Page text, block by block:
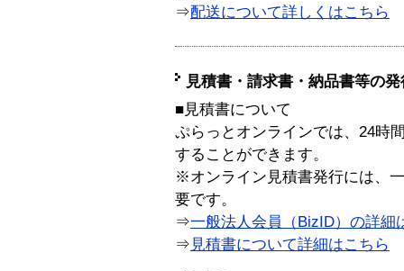
⇒配送について詳しくはこちら
見積書・請求書・納品書等の
■見積書について
ぷらっとオンラインでは、24時
することができます。
※オンライン見積書発行には、
要です。
⇒一般法人会員（BizID）の詳細
⇒ 見積書について詳細はこちら